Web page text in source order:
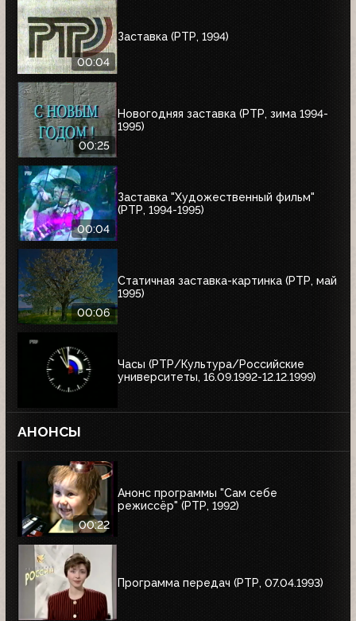
00:04
Заставка (РТР, 1994)
00:25
Новогодняя заставка (РТР, зима 1994-
1995)
00:04
Заставка "Художественный фильм"
(РТР, 1994-1995)
00:06
Статичная заставка-картинка (РТР, май
1995)
Часы (РТР/Культура/Российские
университеты, 16.09.1992-12.12.1999)
АНОНСЫ
00:22
Анонс программы "Сам себе
режиссёр" (РТР, 1992)
Программа передач (РТР, 07.04.1993)